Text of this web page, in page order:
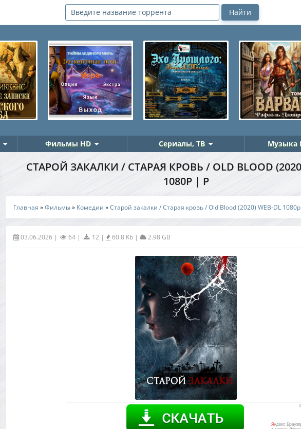
Фильмы HD Сериалы, ТВ Музыка
СТАРОЙ ЗАКАЛКИ / СТАРАЯ КРОВЬ / OLD BLOOD
1080P | P
Главная »Фильмы» Комедии »Старой закалки / Старая кровь / Old Blood (2020) WEB-DL
03.06.2026 | 64 | 12 | 60.8 Kb| 2.98 GB